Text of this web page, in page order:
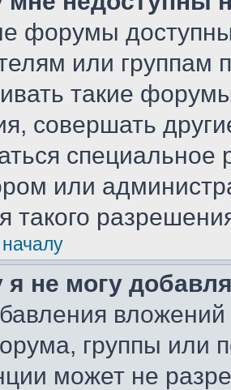
форумы
или группам
такие
совершать
или
такого
я не могу
группы или
может не